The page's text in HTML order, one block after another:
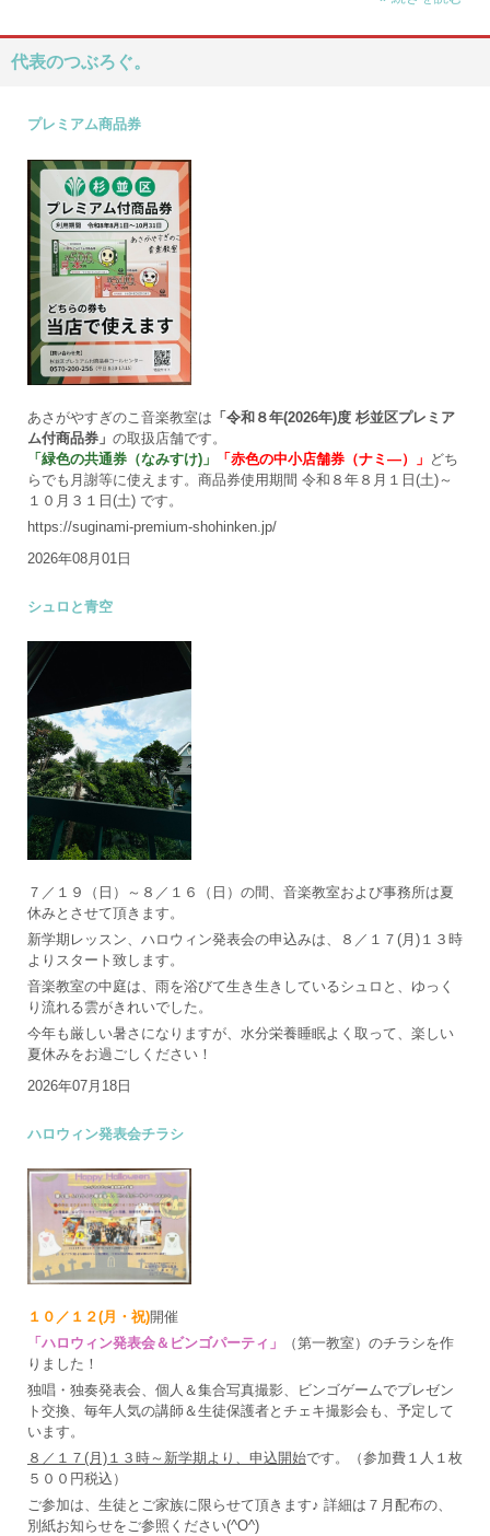
代表のつぶろぐ。
プレミアム商品券
あさがやすぎのこ音楽教室は 「令和８年(2026年)度 杉並区プレミア
ム付商品券」 の取扱店舗です。
「緑色の共通券（なみすけ)」
「赤色の中小店舗券（ナミ―）」 どち
らでも月謝等に使えます。商品券使用期間 令和８年８月１日(土)～
１０月３１日(土) です。
https://suginami-premium-shohinken.jp/
2026年08月01日
シュロと青空
７／１９（日）～８／１６（日）の間、音楽教室および事務所は夏
休みとさせて頂きます。
新学期レッスン、ハロウィン発表会の申込みは、８／１７(月)１３時
よりスタート致します。
音楽教室の中庭は、雨を浴びて生き生きしているシュロと、ゆっく
り流れる雲がきれいでした。
今年も厳しい暑さになりますが、水分栄養睡眠よく取って、楽しい
夏休みをお過ごしください！
2026年07月18日
ハロウィン発表会チラシ
１０／１２(月・祝)開催
「ハロウィン発表会＆ビンゴパーティ」
（第一教室）のチラシを作
りました！
独唱・独奏発表会、個人＆集合写真撮影、ビンゴゲームでプレゼン
ト交換、毎年人気の講師＆生徒保護者とチェキ撮影会も、予定して
います。
８／１７(月)１３時～新学期より、申込開始です。（参加費１人１枚
５００円税込）
ご参加は、生徒とご家族に限らせて頂きます♪ 詳細は７月配布の、
別紙お知らせをご参照ください(^O^)